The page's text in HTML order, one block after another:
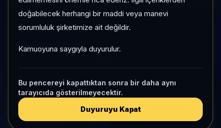
doğabilecek herhangi bir maddi veya manevi
sorumluluk şirketimize ait değildir.
Kamuoyuna saygıyla duyurulur.
Bu pencereyi kapattıktan sonra bir daha aynı
tarayıcıda gösterilmeyecektir.
Duyuruyu Kapat
KAP VE AKIŞ
Yoğun KAP
Araştırma Akışı
Değişkenaçılış sayfası